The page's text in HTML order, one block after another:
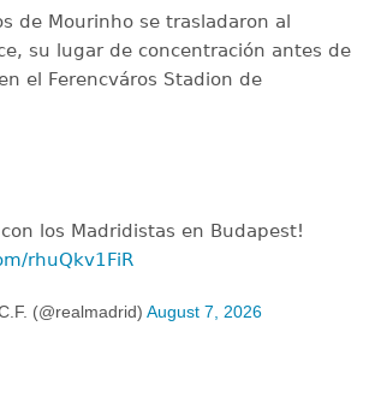
de Mourinho se trasladaron al
su lugar de concentración antes de
el Ferencváros Stadion de
los Madridistas en Budapest!
rhuQkv1FiR
(@realmadrid) August 7, 2026